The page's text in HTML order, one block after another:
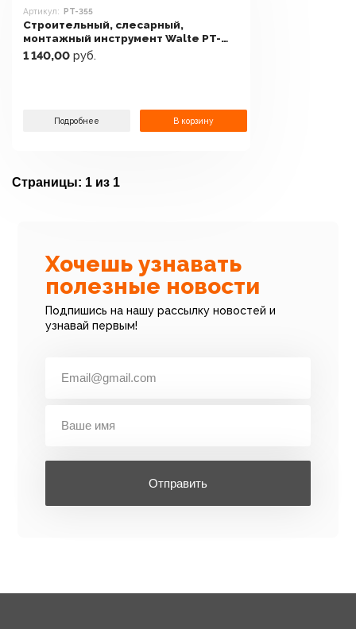
Артикул: PT-355
Строительный, слесарный,
монтажный инструмент Walte PT-
355
1 140,00 руб.
Подробнее В корзину
Страницы: 1 из 1
Хочешь узнавать
полезные новости
Подпишись на нашу рассылку новостей и
узнавай первым!
Отправить